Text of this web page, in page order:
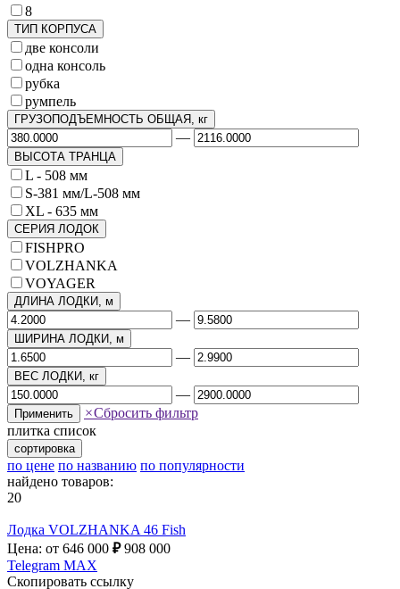
8
ТИП КОРПУСА
две консоли
одна консоль
рубка
румпель
ГРУЗОПОДЪЕМНОСТЬ ОБЩАЯ, кг
—
ВЫСОТА ТРАНЦА
L - 508 мм
S-381 мм/L-508 мм
XL - 635 мм
СЕРИЯ ЛОДОК
FISHPRO
VOLZHANKA
VOYAGER
ДЛИНА ЛОДКИ, м
—
ШИРИНА ЛОДКИ, м
—
ВЕС ЛОДКИ, кг
—
Применить ×Сбросить фильтр
плитка список
сортировка
по цене по названию по популярности
найдено товаров:
20
Лодка VOLZHANKA 46 Fish
Цена: от 646 000 ₽ 908 000
Telegram MAX
Скопировать ссылку